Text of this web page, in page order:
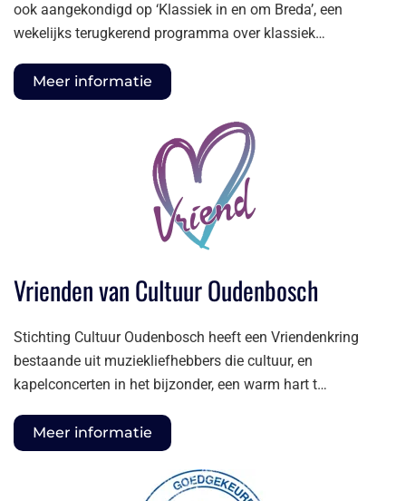
ook aangekondigd op ‘Klassiek in en om Breda’, een
wekelijks terugkerend programma over klassiek…
Meer informatie
Vrienden van Cultuur Oudenbosch
Stichting Cultuur Oudenbosch heeft een Vriendenkring
bestaande uit muziekliefhebbers die cultuur, en
kapelconcerten in het bijzonder, een warm hart t…
Meer informatie